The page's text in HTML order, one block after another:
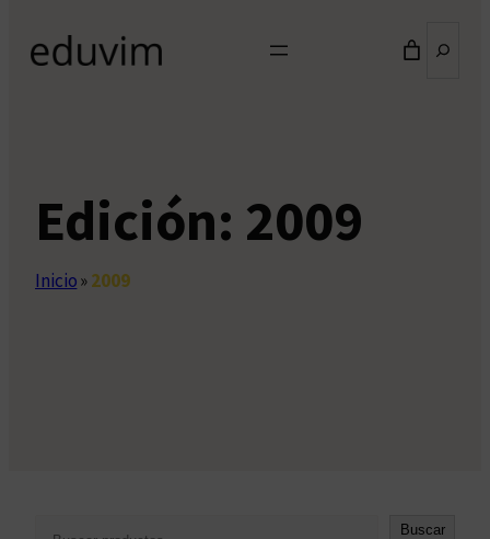
Edición: 2009
Inicio»2009
Buscar